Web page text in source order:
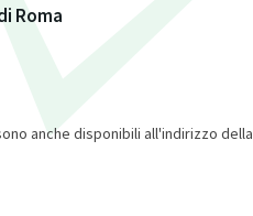
Roma
anche disponibili all'indirizzo della